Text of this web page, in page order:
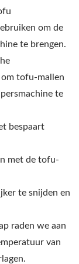
om de
te brengen.
tofu-mallen
te
bespaart
met de tofu-
te snijden en
raden we aan
van